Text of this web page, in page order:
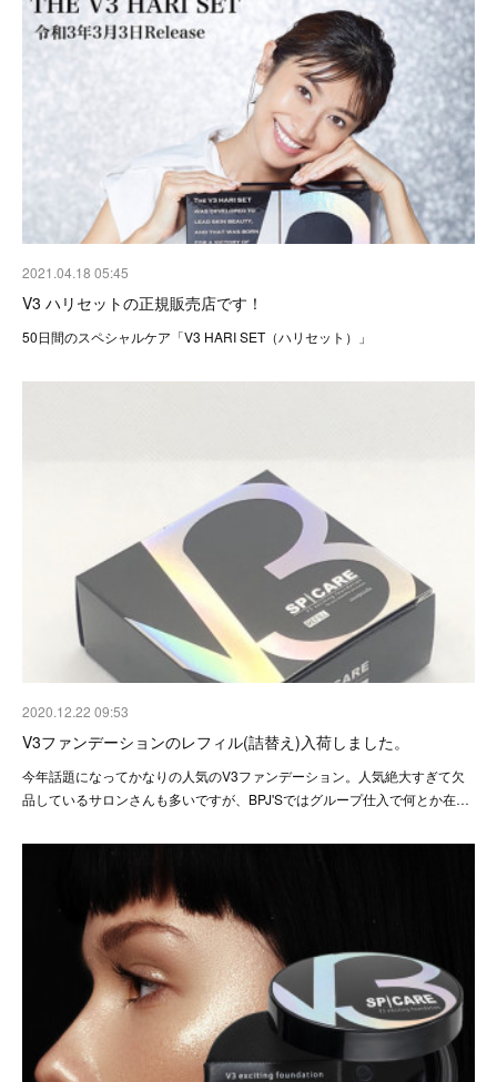
2021.04.18 05:45
V3 ハリセットの正規販売店です！
50日間のスペシャルケア「V3 HARI SET（ハリセット）」
2020.12.22 09:53
V3ファンデーションのレフィル(詰替え)入荷しました。
今年話題になってかなりの人気のV3ファンデーション。人気絶大すぎて欠
品しているサロンさんも多いですが、BPJ'Sではグループ仕入で何とか在…